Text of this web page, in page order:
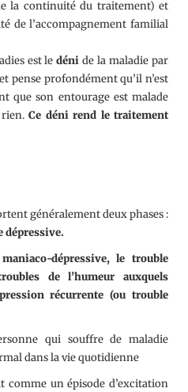
la continuité du traitement) et
de l’accompagnement familial
est ledéni de la maladie par
pense profondément qu’il n’est
que son entourage est malade
rien.Ce déni rend le traitement
généralement deux phases :
dépressive.
dépressive, le trouble
de l’humeur auxquels
récurrente (ou trouble
qui souffre de maladie
dans la vie quotidienne
comme un épisode d’excitation